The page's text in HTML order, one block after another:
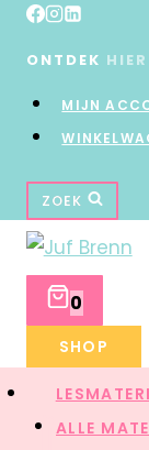
ONTDEK HIER
MIJN
ZOEK
0
SHOP
ALLE